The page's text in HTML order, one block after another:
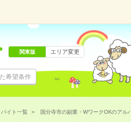
希望条件
関東版 エリア変更
イト一覧 国分寺市の副業・WワークOKのアル